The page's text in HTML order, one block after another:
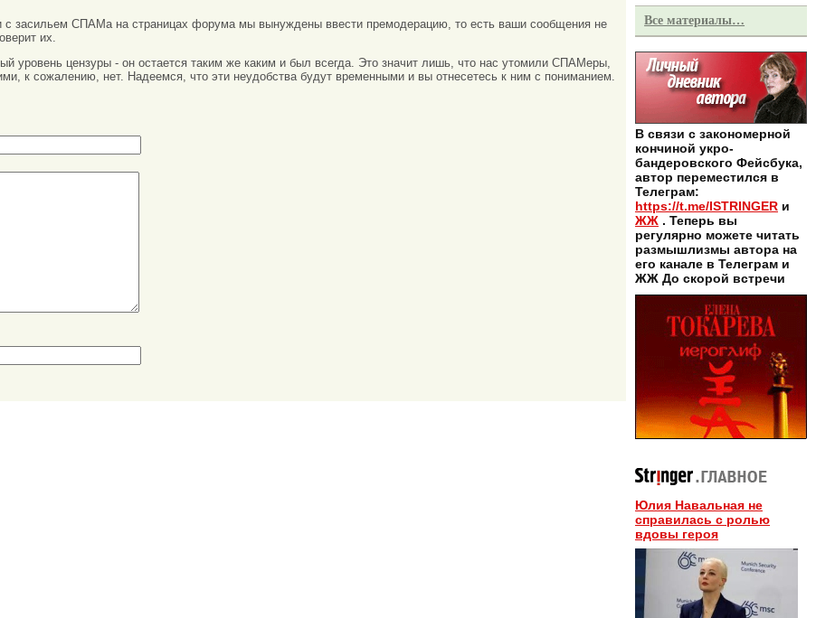
с засильем СПАМа на страницах форума мы вынуждены ввести премодерацию, то есть ваши сообщения не
их.
уровень цензуры - он остается таким же каким и был всегда. Это значит лишь, что нас утомили СПАМеры,
к сожалению, нет. Надеемся, что эти неудобства будут временными и вы отнесетесь к ним с пониманием.
Все материалы…
В связи с закономерной
кончиной укро-
бандеровского Фейсбука,
автор переместился в
Телеграм:
https://t.me/ISTRINGER и
ЖЖ . Теперь вы
регулярно можете читать
размышлизмы автора на
его канале в Телеграм и
ЖЖ До скорой встречи
Юлия Навальная не
справилась с ролью
вдовы героя